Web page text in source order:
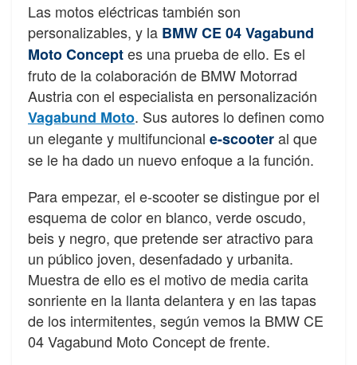
Las motos eléctricas también son
personalizables, y la BMW CE 04 Vagabund
Moto Conceptes una prueba de ello. Es el
fruto de la colaboración de BMW Motorrad
Austria con el especialista en personalización
Vagabund Moto. Sus autores lo definen como
un elegante y multifuncional e-scooteral que
se le ha dado un nuevo enfoque a la función.
Para empezar, el e-scooter se distingue por el
esquema de color en blanco, verde oscudo,
beis y negro, que pretende ser atractivo para
un público joven, desenfadado y urbanita.
Muestra de ello es el motivo de media carita
sonriente en la llanta delantera y en las tapas
de los intermitentes, según vemos la BMW CE
04 Vagabund Moto Concept de frente.